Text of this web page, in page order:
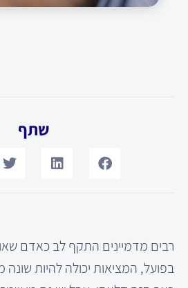
שתף
רבים מדמיינים התקף לב כאדם
בפועל, המציאות יכולה להיות